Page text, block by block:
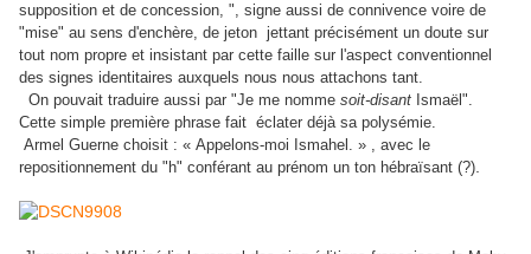
supposition et de concession, ", signe aussi de connivence voire de
"mise" au sens d'enchère, de jeton jettant précisément un doute sur
tout nom propre et insistant par cette faille sur l'aspect conventionnel
des signes identitaires auxquels nous nous attachons tant.
On pouvait traduire aussi par "Je me nomme soit-disant Ismaël".
Cette simple première phrase fait éclater déjà sa polysémie.
Armel Guerne choisit : « Appelons-moi Ismahel. » , avec le
repositionnement du "h" conférant au prénom un ton hébraïsant (?)